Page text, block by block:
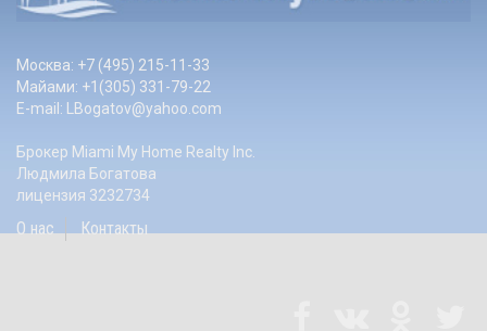
Москва: +7 (495) 215-11-33
Майами: +1(305) 331-79-22
E-mail: LBogatov@yahoo.com
Брокер Miami My Home Realty Inc.
Людмила Богатова
лицензия 3232734
О нас Контакты